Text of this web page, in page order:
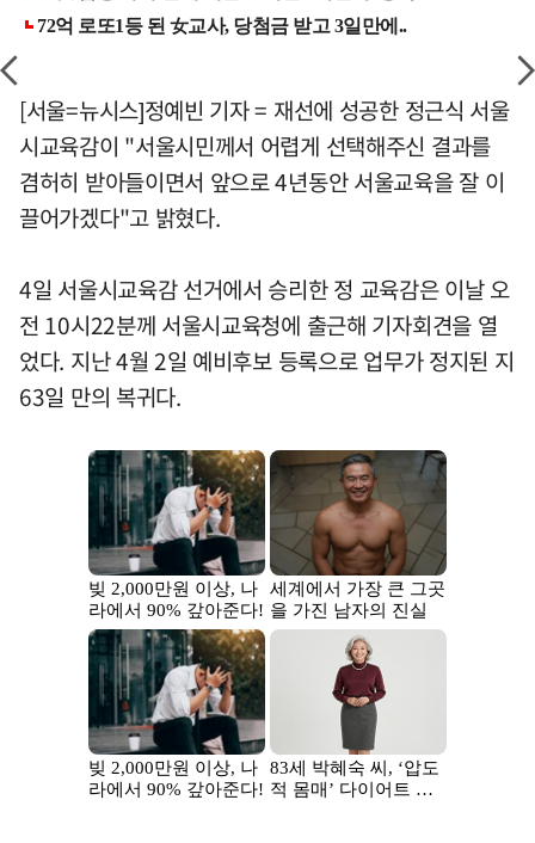
[서울=뉴시스]정예빈 기자 = 재선에 성공한 정근식 서울
시교육감이 "서울시민께서 어렵게 선택해주신 결과를
겸허히 받아들이면서 앞으로 4년동안 서울교육을 잘 이
끌어가겠다"고 밝혔다.
4일 서울시교육감 선거에서 승리한 정 교육감은 이날 오
전 10시22분께 서울시교육청에 출근해 기자회견을 열
었다. 지난 4월 2일 예비후보 등록으로 업무가 정지된 지
63일 만의 복귀다.